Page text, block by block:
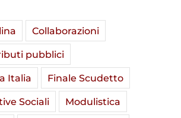
Collaborazioni
pubblici
Italia
Finale Scudetto
Sociali
Modulistica